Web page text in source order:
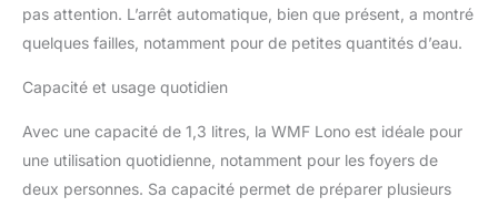
de connecteur-
type_cef_2pin_eu
pas attention. L’arrêt automatique, bien que présent, a montré
quelques failles, notamment pour de petites quantités d’eau.
Capacité et usage quotidien
Avec une capacité de 1,3 litres, la WMF Lono est idéale pour
une utilisation quotidienne, notamment pour les foyers de
deux personnes. Sa capacité permet de préparer plusieurs